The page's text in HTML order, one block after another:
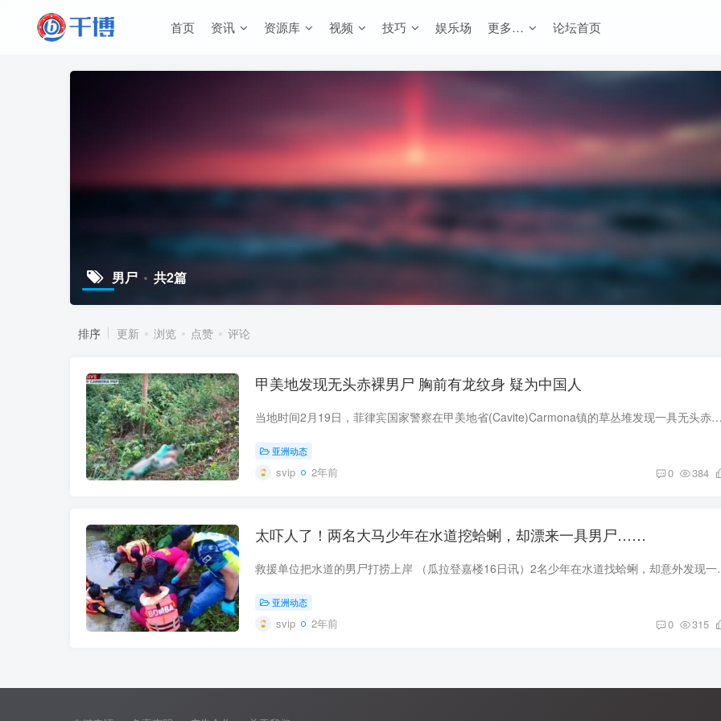
首页 资讯 资源库 视频 技巧 娱乐场 更多… 论坛首页
男尸 共2篇
排序 更新 浏览 点赞 评论
甲美地发现无头赤裸男尸 胸前有龙纹身 疑为中国人
当地时间2月19日，菲律宾国家警察在甲美地省(Cavite)Carmona镇的草丛堆发现一具无头赤裸男尸。当地警方表示，这具尸体最初由被子包裹着，死者胸部有一个纹身，而身体多处有勒痕、擦伤和瘀伤。 ...
亚洲动态
svip 2年前 0 384
太吓人了！两名大马少年在水道挖蛤蜊，却漂来一具男尸……
救援单位把水道的男尸打捞上岸 （瓜拉登
亚洲动态
svip 2年前 0 315